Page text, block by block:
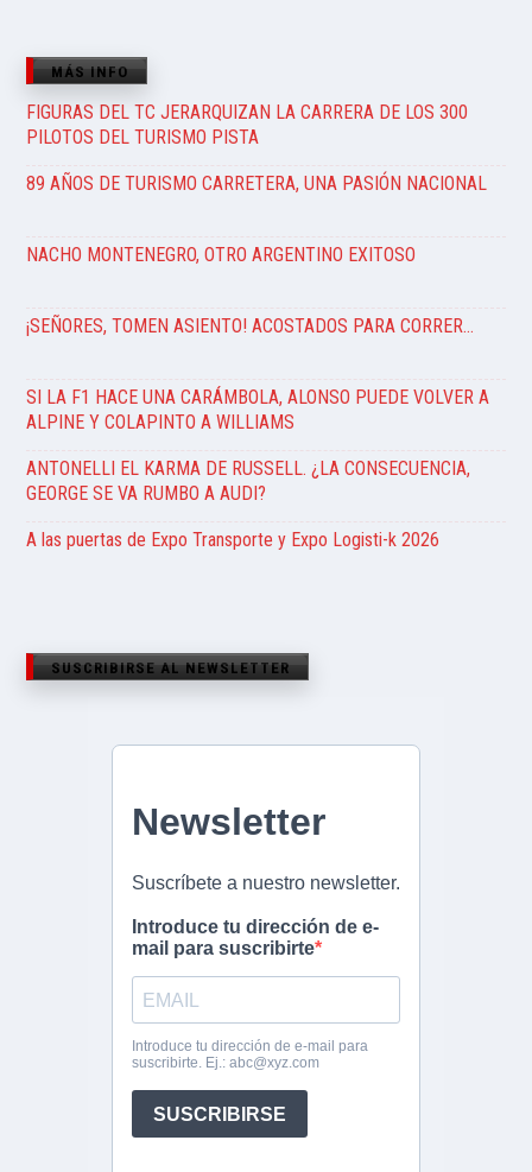
MÁS INFO
FIGURAS DEL TC JERARQUIZAN LA CARRERA DE LOS 300
PILOTOS DEL TURISMO PISTA
89 AÑOS DE TURISMO CARRETERA, UNA PASIÓN NACIONAL
NACHO MONTENEGRO, OTRO ARGENTINO EXITOSO
¡SEÑORES, TOMEN ASIENTO! ACOSTADOS PARA CORRER…
SI LA F1 HACE UNA CARÁMBOLA, ALONSO PUEDE VOLVER A
ALPINE Y COLAPINTO A WILLIAMS
ANTONELLI EL KARMA DE RUSSELL. ¿LA CONSECUENCIA,
GEORGE SE VA RUMBO A AUDI?
A las puertas de Expo Transporte y Expo Logisti-k 2026
SUSCRIBIRSE AL NEWSLETTER